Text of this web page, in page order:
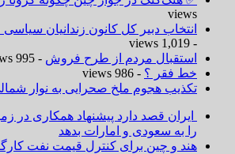
دبیر کل کانون زندانیان سیاسی مسلمان
مردم از طرح فروش - 995 views
فقر ؟- 986 views
هجوم ملخ صحرایی به نوار شمالی کشور
قصد دارد پیشنهاد همکاری در زمینه
به سعودی و امارات بدهد
و چین برای کنترل قیمت نفت کارگروه